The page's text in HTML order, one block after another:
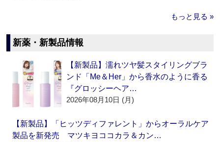
もっと見る »
新薬・新製品情報
【新製品】濡れツヤ髪スタイリングブラ
ンド「Me＆Her」から香水のように香る
『グロッシーヘア…
2026年08月10日 (月)
【新製品】「ヒッツディファレント」からオーラルケア
製品を新発売 マツキヨココカラ＆カン…